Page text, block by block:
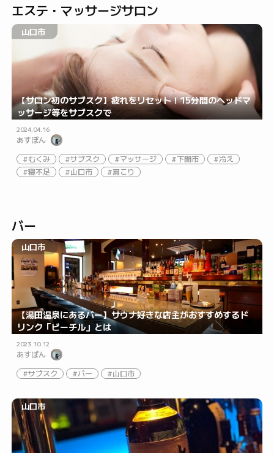
エステ・マッサージサロン
山口市
【サロン初のサブスク】疲れをリセット！15分間のヘッドマ
ッサージ等をサブスクで
2024.04.16
あすぽん
むくみ
サブスク マッサージ 下関市
冷え
寝不足
山口市 肩こり
バー
山口市
【湯田温泉にあるバー】サウナ好きな店主がおすすめするド
リンク「ビーチル」とは
2023.10.12
あすぽん
サブスク
バー 山口市
山口市